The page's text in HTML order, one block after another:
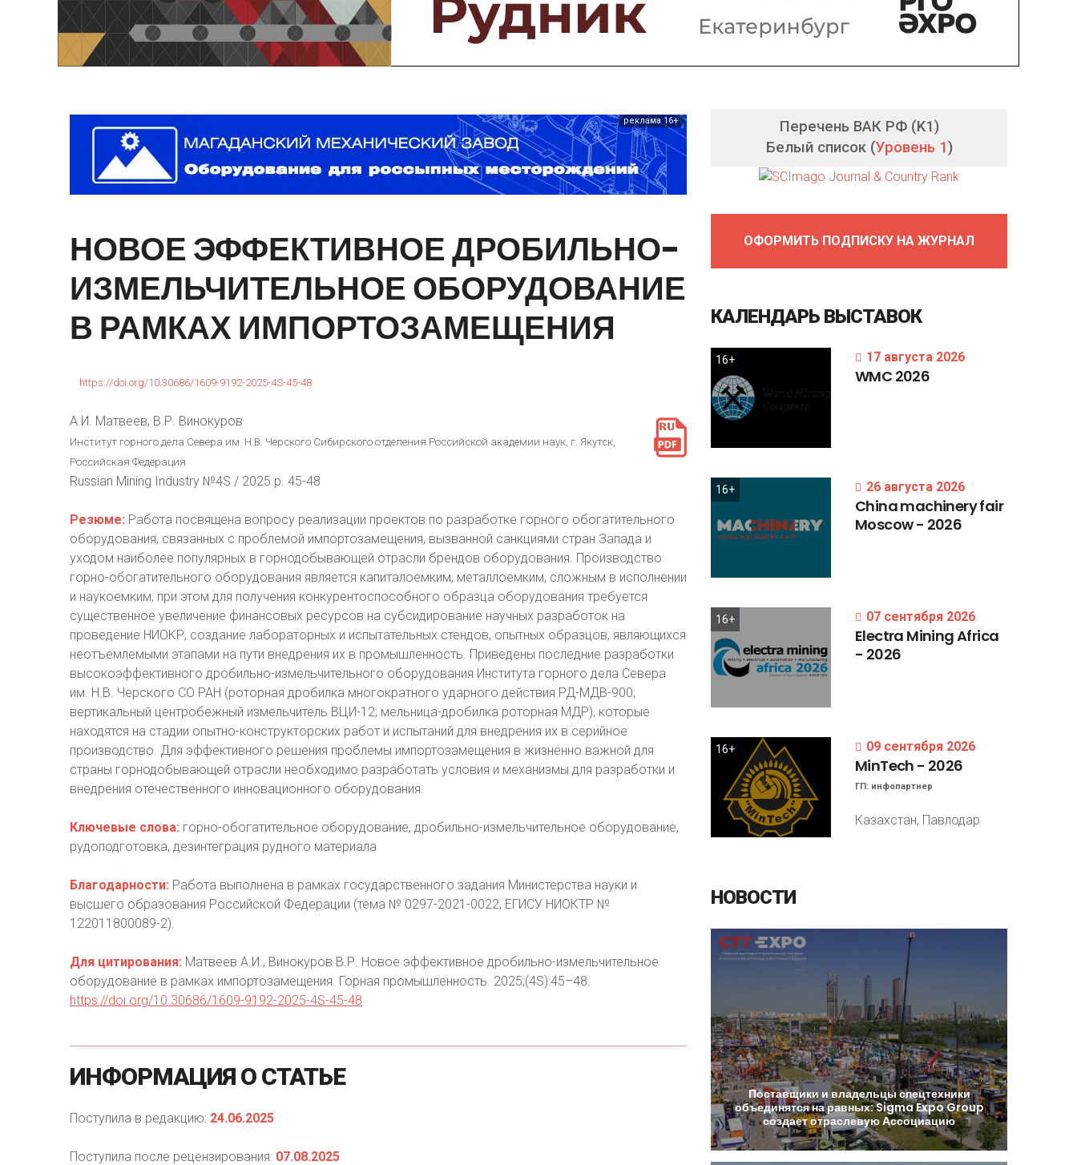
Предприятия и компании
Интервью
Выставки, Конференции
реклама 16+
НОВОЕЭФФЕКТИВНОЕДРОБИЛЬНО-
ИЗМЕЛЬЧИТЕЛЬНОЕОБОРУДОВАНИЕ
В РАМКАХИМПОРТОЗАМЕЩЕНИЯ
https://doi.org/10.30686/1609-9192-2025-4S-45-48
А.И. Матвеев, В.Р. Винокуров
Институт горного дела Севера им. Н.В. Черского Сибирского отделения Российской академии наук, г. Якутск,
Российская Федерация
Russian Mining Industry №4S / 2025 p. 45-48
Резюме: Работа посвящена вопросу реализации проектов по разработке горного обогатительного
оборудования, связанных с проблемой импортозамещения, вызванной санкциями стран Запада и
уходом наиболее популярных в горнодобывающей отрасли брендов оборудования. Производство
горно-обогатительного оборудования является капиталоемким, металлоемким, сложным в исполнении
и наукоемким, при этом для получения конкурентоспособного образца оборудования требуется
существенное увеличение финансовых ресурсов на субсидирование научных разработок на
проведение НИОКР, создание лабораторных и испытательных стендов, опытных образцов, являющихся
неотъемлемыми этапами на пути внедрения их в промышленность. Приведены последние разработки
высокоэффективного дробильно-измельчительного оборудования Института горного дела Севера
им. Н.В. Черского СО РАН (роторная дробилка многократного ударного действия РД-МДВ-900;
вертикальный центробежный измельчитель ВЦИ-12; мельница-дробилка роторная МДР), которые
находятся на стадии опытно-конструкторских работ и испытаний для внедрения их в серийное
производство. Для эффективного решения проблемы импортозамещения в жизненно важной для
страны горнодобывающей отрасли необходимо разработать условия и механизмы для разработки и
внедрения отечественного инновационного оборудования.
Ключевые слова: горно-обогатительное оборудование, дробильно-измельчительное оборудование,
рудоподготовка, дезинтеграция рудного материала
Благодарности: Работа выполнена в рамках государственного задания Министерства науки и
высшего образования Российской Федерации (тема № 0297-2021-0022, ЕГИСУ НИОКТР №
122011800089-2).
Для цитирования: Матвеев А.И., Винокуров В.Р. Новое эффективное дробильно-измельчительное
оборудование в рамках импортозамещения. Горная промышленность. 2025;(4S):45–48.
https://doi.org/10.30686/1609-9192-2025-4S-45-48
ИНФОРМАЦИЯ О СТАТЬЕ
Поступила в редакцию: 24.06.2025
Поступила после рецензирования: 07.08.2025
Перечень ВАК РФ (K1)
Белый список (Уровень 1)
ОФОРМИТЬ ПОДПИСКУ НА ЖУРНАЛ
КАЛЕНДАРЬ ВЫСТАВОК
16+ 17 августа 2026
WMC 2026
16+ 26 августа 2026
Chinamachineryfair
Moscow- 2026
16+ 07 сентября 2026
Electra MiningAfrica
- 2026
16+ 09 сентября 2026
MinTech - 2026
ГП: инфопартнер
Казахстан, Павлодар
НОВОСТИ
Поставщики и владельцыспецтехники
объединятсянаравных:SigmaExpoGroup
создаетотраслевуюАссоциацию